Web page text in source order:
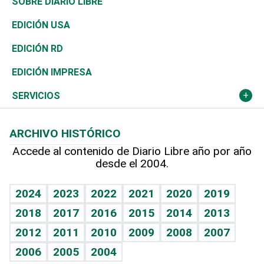
Reportajes
África
Ocenanía
Caribe
Resto del mundo
Vivienda
Telecom.
Global y variable
Economía personal
Buena Vida
Sociales
Novedades
Podcast Arte Libre
Hablando con el pediatra
Vida y familia
Eñe
Celebrando la vida
Sin complejos
Ciclismo
Tenis
Olimpismo
Más deportes
Línea de hit
TBT Deportivo
En Directo
El Espía
Noticiero Poteleche
Columnistas
Tecnología
Historia
Martes de tecnología
Cambio climático
Economía
Revista
Deportes
Opinión
Hecho en casa
Guía del dinero
EDICIÓN USA
EDICIÓN RD
EDICIÓN IMPRESA
SERVICIOS
Cumpleaños
Horóscopos
Crucigramas
ARCHIVO HISTÓRICO
Accede al contenido de Diario Libre año por año
desde el 2004.
2024 2023 2022 2021 2020
2019
2018
2017 2016 2015 2014
2013
2012
2011 2010 2009 2008
2007
2006
2005 2004